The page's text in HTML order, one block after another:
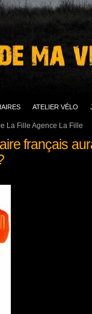
La Fille Agence La Fille
ATELIER VÉLO
français